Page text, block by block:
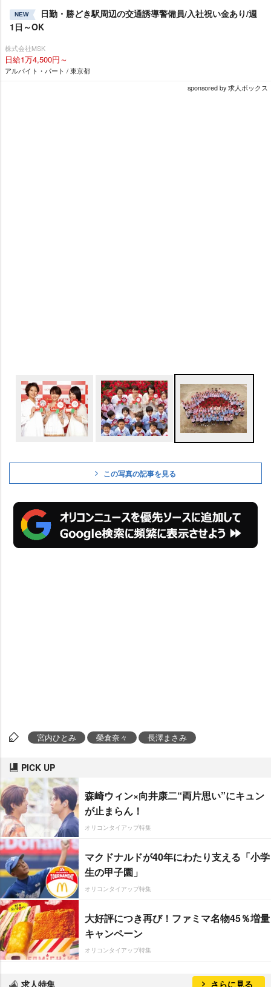
NEW
日勤・勝どき駅周辺の交通誘導警備員/入社祝い金あり/週
1日～OK
株式会社MSK
日給1万4,500円～
アルバイト・パート / 東京都
sponsored by 求人ボックス
この写真の記事を見る
宮内ひとみ 榮倉奈々 長澤まさみ
PICK UP
森崎ウィン×向井康二“両片思い”にキュン
が止まらん！
オリコンタイアップ特集
マクドナルドが40年にわたり支える「小学
生の甲子園」
オリコンタイアップ特集
大好評につき再び！ファミマ名物45％増量
キャンペーン
オリコンタイアップ特集
求人特集 さらに見る